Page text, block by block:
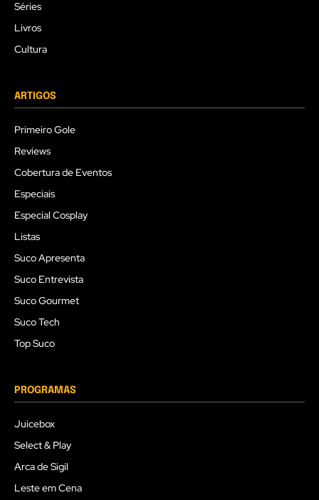
Séries
Livros
Cultura
ARTIGOS
Primeiro Gole
Reviews
Cobertura de Eventos
Especiais
Especial Cosplay
Listas
Suco Apresenta
Suco Entrevista
Suco Gourmet
Suco Tech
Top Suco
PROGRAMAS
Juicebox
Select & Play
Arca de Sigil
Leste em Cena